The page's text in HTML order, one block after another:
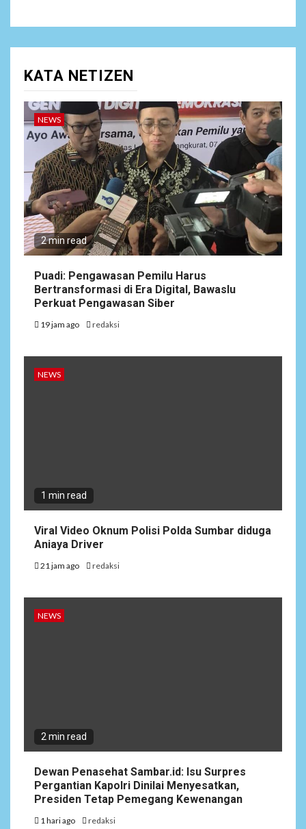
KATA NETIZEN
NEWS
2 min read
Puadi: Pengawasan Pemilu Harus
Bertransformasi di Era Digital, Bawaslu
Perkuat Pengawasan Siber
19 jam ago redaksi
NEWS
1 min read
Viral Video Oknum Polisi Polda Sumbar diduga
Aniaya Driver
21 jam ago redaksi
NEWS
2 min read
Dewan Penasehat Sambar.id: Isu Surpres
Pergantian Kapolri Dinilai Menyesatkan,
Presiden Tetap Pemegang Kewenangan
1 hari ago redaksi